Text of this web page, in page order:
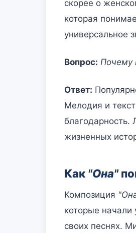
скорее о
которая
универсальное
Вопрос: Почему
Ответ:
Мелодия и
благодарность.
жизненных
Как "Она"
Композиция
которые начали
своих песнях.